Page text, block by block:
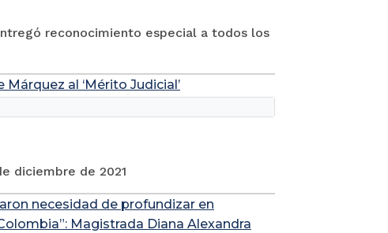
reconocimiento especial a todos los
al ‘Mérito Judicial’
diciembre de 2021
necesidad de profundizar en
Magistrada Diana Alexandra